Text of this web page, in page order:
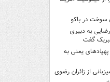
در باکو
به دبیری
گفت
یمنی به
از زائران رضوی